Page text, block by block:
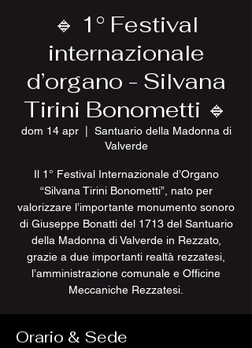
🔹 1° Festival
internazionale
d’organo - Silvana
Tirini Bonometti 🔹
dom 14 apr
  |
Santuario della Madonna di
Valverde
Il 1° Festival Internazionale d’Organo
“Silvana Tirini Bonometti”, nato per
valorizzare l’importante monumento sonoro
di Giuseppe Bonatti del 1713 del Santuario
della Madonna di Valverde in Rezzato,
grazie a due importanti realtà rezzatesi,
l’amministrazione comunale e Officine
Meccaniche Rezzatesi.
Orario & Sede